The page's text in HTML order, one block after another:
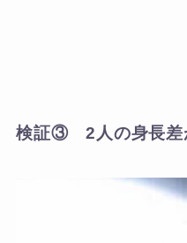
検証③ 2人の身長差